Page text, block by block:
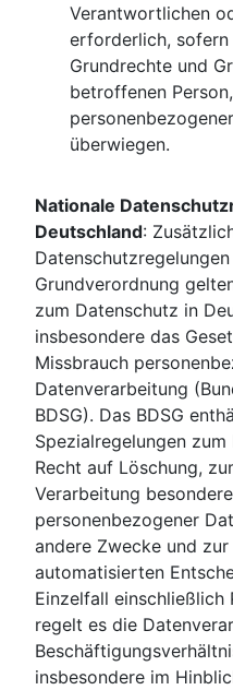
Verantwortlichen
erforderlich,
Grundrechte und
betroffenen
überwiegen.
Nationale
Deutschland:
Grundverordnung
zum Datenschutz in
insbesondere das
Missbrauch
Datenverarbeitung
BDSG). Das BDSG
Spezialregelungen
Recht auf Löschung,
Verarbeitung
personenbezogener
andere Zwecke und
automatisierten
Einzelfall einschließlich
regelt es die
insbesondere im